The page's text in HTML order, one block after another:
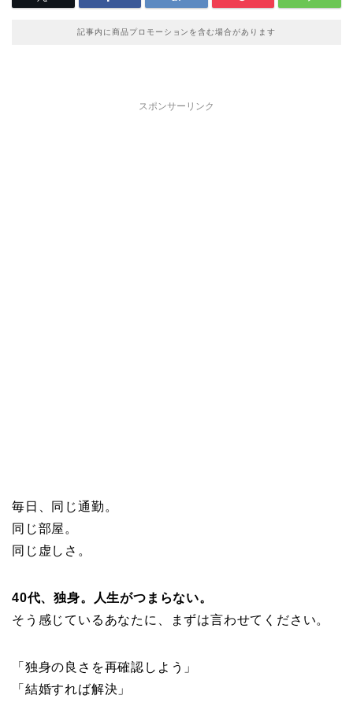
記事内に商品プロモーションを含む場合があります
スポンサーリンク
毎日、同じ通勤。
同じ部屋。
同じ虚しさ。
40代、独身。人生がつまらない。
そう感じているあなたに、まずは言わせてください。
「独身の良さを再確認しよう」
「結婚すれば解決」